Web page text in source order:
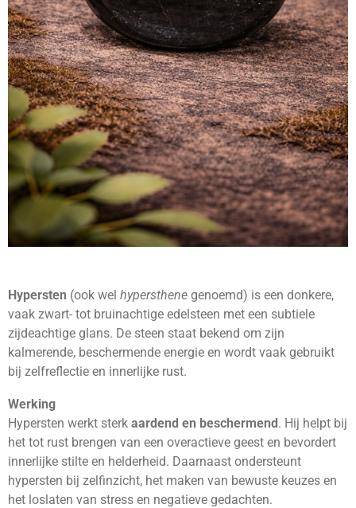
Hypersten (ook wel hypersthene genoemd) is een donkere,
vaak zwart- tot bruinachtige edelsteen met een subtiele
zijdeachtige glans. De steen staat bekend om zijn
kalmerende, beschermende energie en wordt vaak gebruikt
bij zelfreflectie en innerlijke rust.
Werking
Hypersten werkt sterk aardend en beschermend. Hij helpt bij
het tot rust brengen van een overactieve geest en bevordert
innerlijke stilte en helderheid. Daarnaast ondersteunt
hypersten bij zelfinzicht, het maken van bewuste keuzes en
het loslaten van stress en negatieve gedachten.